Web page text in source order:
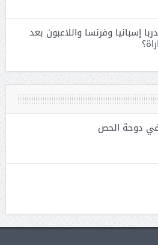
إسبانيا وفرنسا واللاعبون بعد
دوحة الحص